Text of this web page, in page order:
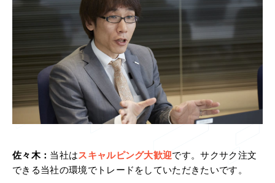
佐々木： 当社はスキャルピング大歓迎です。サクサク注文
できる当社の環境でトレードをしていただきたいです。